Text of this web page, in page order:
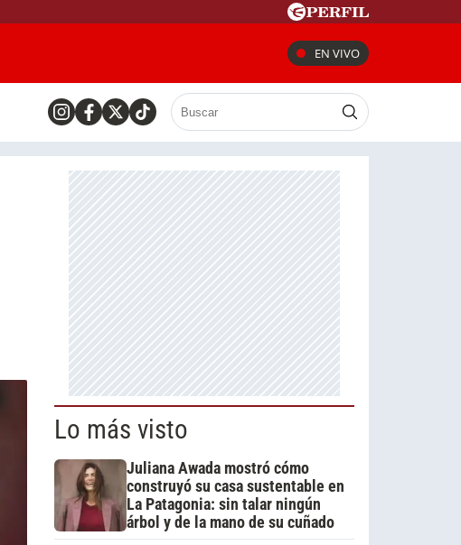
EN VIVO
Lo más visto
Juliana Awada mostró cómo
construyó su casa sustentable en
La Patagonia: sin talar ningún
árbol y de la mano de su cuñado